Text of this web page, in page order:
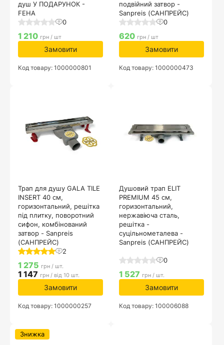
душ У ПОДАРУНОК -
FEHA
0
1 210 грн / шт
Замовити
Код товару: 1000000801
подвійний затвор -
Sanpreis (САНПРЕЙС)
0
620 грн / шт
Замовити
Код товару: 1000000473
Трап для душу GALA TILE
INSERT 40 см,
горизонтальний, решітка
під плитку, поворотний
сифон, комбінований
затвор - Sanpreis
(САНПРЕЙС)
2
1 275 грн / шт.
1 147 грн / від 10 шт.
Замовити
Код товару: 1000000257
Душовий трап ELIT
PREMIUM 45 см,
горизонтальний,
нержавіюча сталь,
решітка -
суцільнометалева -
Sanpreis (САНПРЕЙС)
0
1 527 грн / шт.
Замовити
Код товару: 100006088
Знижка